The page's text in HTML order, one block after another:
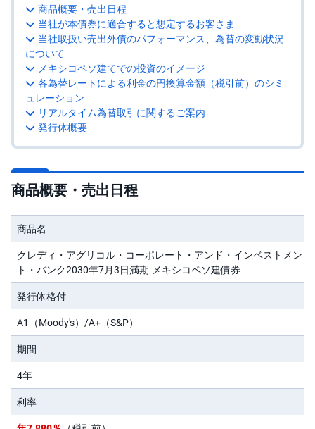
か
せ
投
資
PICK
UP
S
BI
オ
プ
ョ
先
物
・
プ
シ
ョ
商
品
先
物
金
・
銀
プ
ラ
チ
ナ
商品概要・売出日程
当社が本債券に適合すると想定するお客さま
当社取扱い売出外債のパフォーマンス、為替の変動状況
について
メキシコペソ建てでの投資のイメージ
各為替レートによる利金の円換算金額（税引前）のシミ
ュレーション
リアルタイム為替取引に関するご案内
発行体概要
商品概要・売出日程
商品名
クレディ・アグリコル・コーポレート・アンド・インベストメン
ト・バンク2030年7月3日満期 メキシコペソ建債券
発行体格付
A1（Moody's）/A+（S&P）
期間
4年
利率